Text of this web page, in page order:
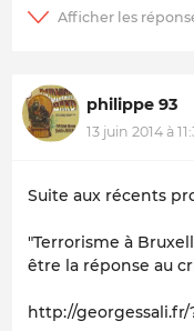
philippe 93
13 juin 2014 à
Suite aux récents
"Terrorisme à
être la réponse au
http://georgessali.fr/